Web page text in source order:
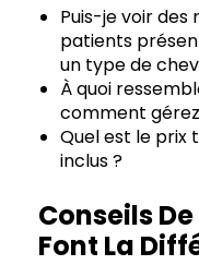
Puis-je voir
patients
un type de
À quoi
comment
Quel est le prix
inclus ?
Conseils
Font La